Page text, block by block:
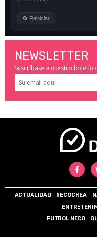
NEWSLETTER
Suscríbase a nuestro boletín
ACTUALIDAD NECOCHEA
FUTBOL NECO